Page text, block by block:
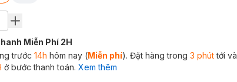
Miễn Phí 2H
trước 14h hôm nay (Miễn phí). Đặt hàng trong 3 phúttới và
ở bước thanh toán. Xem thêm